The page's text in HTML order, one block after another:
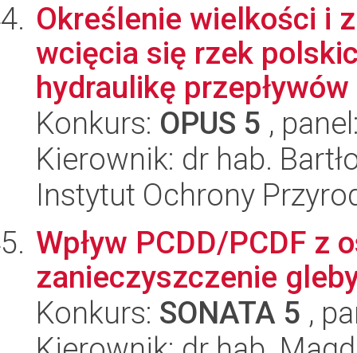
Określenie wielkości i
wcięcia się rzek
hydraulikę
Konkurs: OPUS 5 ,
Kierownik: dr hab.
Instytut Ochrony
Wpływ PCDD/PCDF z
zanieczyszczenie
Konkurs: SONATA 5 ,